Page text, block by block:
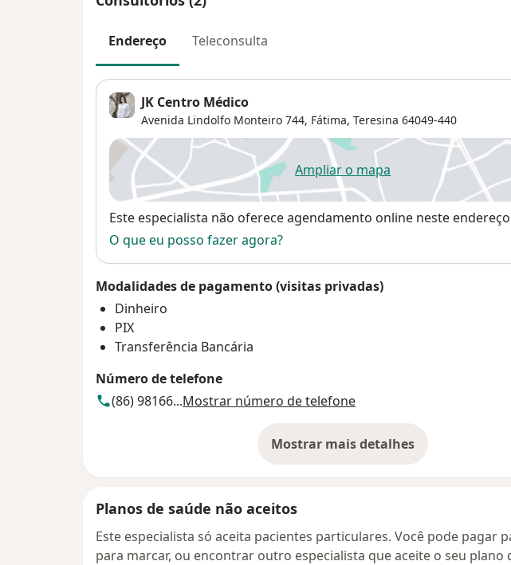
Endereço Teleconsulta
JK Centro Médico
Avenida Lindolfo Monteiro 744, Fátima, Teresina 64049-440
Ampliar o mapaabre num novo separador
Disponibilidade
Este especialista não oferece agendamento online neste endereço
O que eu posso fazer agora?
Modalidades de pagamento (visitas privadas)
Dinheiro
PIX
Transferência Bancária
Número de telefone
(86) 98166...Mostrar número de telefone
Mostrar mais detalhes
sobre o endereço
Planos de saúde não aceitos
Este especialista só aceita pacientes particulares. Você pode pagar
para marcar, ou encontrar outro especialista que aceite o seu plano